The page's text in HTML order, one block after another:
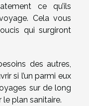
ce qu’ils
Cela vous
qui surgiront
des autres,
si l’un parmi eux
sur de long
le plan sanitaire.